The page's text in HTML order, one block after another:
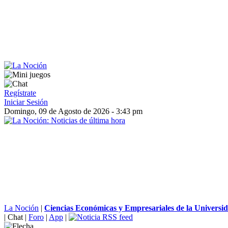
Regístrate
Iniciar Sesión
Domingo, 09 de Agosto de 2026 - 3:43 pm
La Noción | Ciencias Económicas y Empresariales de la
| Chat | Foro | App |